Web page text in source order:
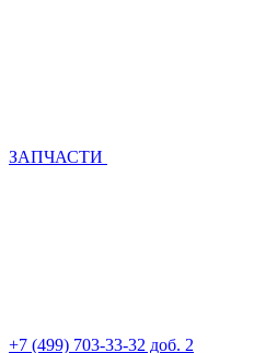
ЗАПЧАСТИ
+7 (499) 703-33-32 доб. 2